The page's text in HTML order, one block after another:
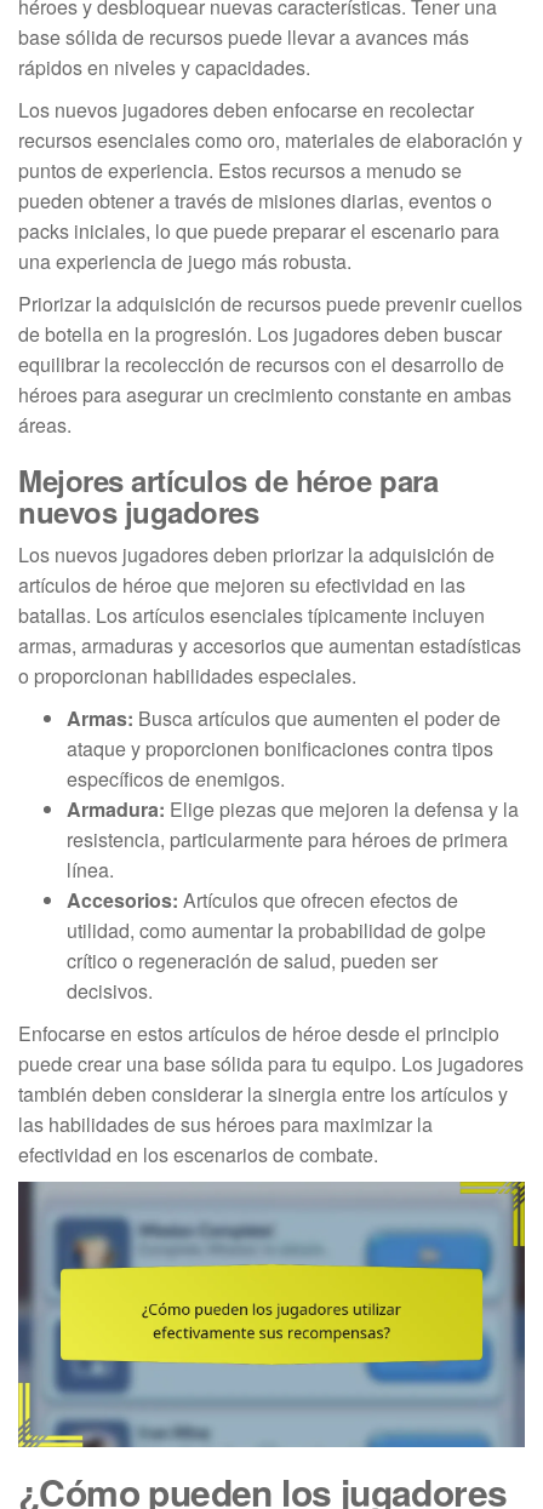
héroes y desbloquear nuevas características. Tener una
base sólida de recursos puede llevar a avances más
rápidos en niveles y capacidades.
Los nuevos jugadores deben enfocarse en recolectar
recursos esenciales como oro, materiales de elaboración y
puntos de experiencia. Estos recursos a menudo se
pueden obtener a través de misiones diarias, eventos o
packs iniciales, lo que puede preparar el escenario para
una experiencia de juego más robusta.
Priorizar la adquisición de recursos puede prevenir cuellos
de botella en la progresión. Los jugadores deben buscar
equilibrar la recolección de recursos con el desarrollo de
héroes para asegurar un crecimiento constante en ambas
áreas.
Mejores artículos de héroe para
nuevos jugadores
Los nuevos jugadores deben priorizar la adquisición de
artículos de héroe que mejoren su efectividad en las
batallas. Los artículos esenciales típicamente incluyen
armas, armaduras y accesorios que aumentan estadísticas
o proporcionan habilidades especiales.
Armas: Busca artículos que aumenten el poder de
ataque y proporcionen bonificaciones contra tipos
específicos de enemigos.
Armadura: Elige piezas que mejoren la defensa y la
resistencia, particularmente para héroes de primera
línea.
Accesorios: Artículos que ofrecen efectos de
utilidad, como aumentar la probabilidad de golpe
crítico o regeneración de salud, pueden ser
decisivos.
Enfocarse en estos artículos de héroe desde el principio
puede crear una base sólida para tu equipo. Los jugadores
también deben considerar la sinergia entre los artículos y
las habilidades de sus héroes para maximizar la
efectividad en los escenarios de combate.
¿Cómo pueden los jugadores